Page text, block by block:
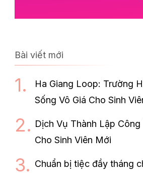
Bài viết mới
Ha Giang Loop: Trường
Sống Vô Giá Cho Sinh
Dịch Vụ Thành Lập
Cho Sinh Viên Mới
Chuẩn bị tiệc đầy tháng